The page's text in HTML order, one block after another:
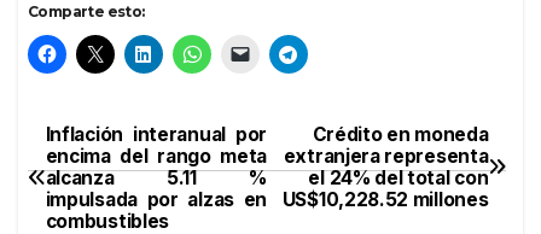
Comparte esto:
Navegación
de
Crédito en moneda
extranjera representa
el 24% del total con
US$10,228.52 millones
Inflación interanual por
encima del rango meta
alcanza 5.11 %
impulsada por alzas en
combustibles